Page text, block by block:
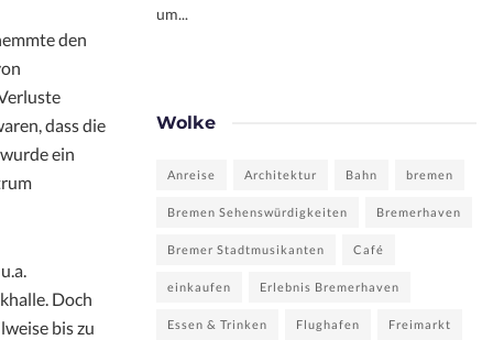
den
dass die
ein
Doch
bis zu
um...
Wolke
Anreise Architektur Bahn bremen
Bremen Sehenswürdigkeiten Bremerhaven
Bremer Stadtmusikanten Café
einkaufen Erlebnis Bremerhaven
Essen & Trinken Flughafen Freimarkt